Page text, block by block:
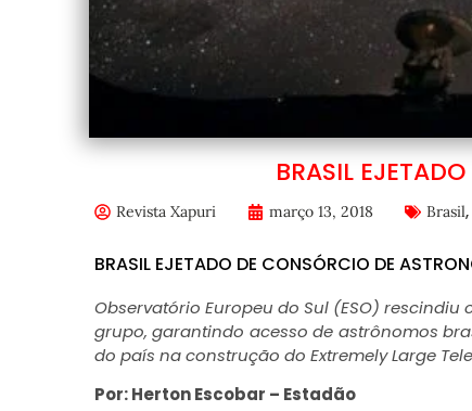
BRASIL
Revista Xapuri março 13, 2018 Brasil,
BRASIL EJETADO DE CONSÓRCIO DE
Observatório Europeu do Sul (ESO)
grupo, garantindo acesso de astrônomos
do país na construção do Extremely Large
Por: Herton Escobar – Estadão